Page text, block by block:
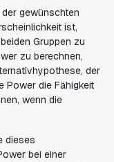
gewünschten
ist,
Gruppen zu
zu berechnen,
der
Power die Fähigkeit
wenn die
dieses
bei einer